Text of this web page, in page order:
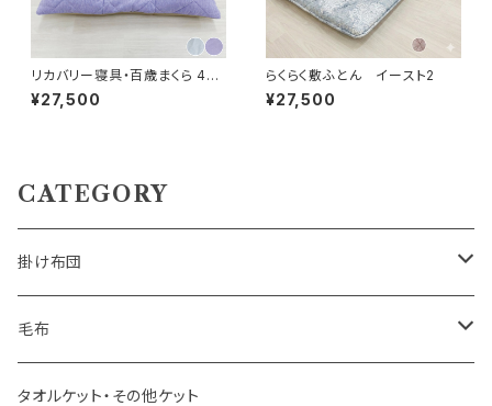
リカバリー寝具・百歳まくら 43×
63cm プラウシオン®加工
¥27,500
らくらく敷ふとん イースト2
¥27,500
CATEGORY
掛け布団
羽毛掛け布団
羊毛掛け布団
毛布
一重毛布
タオルケット・その他ケット